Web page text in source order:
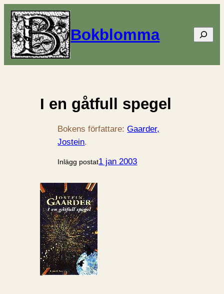
Bokblomma Sök
I en gåtfull spegel
Bokens författare:Gaarder,
Jostein.
Inlägg postat1 jan 2003